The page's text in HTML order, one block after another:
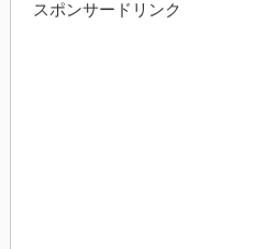
スポンサードリンク